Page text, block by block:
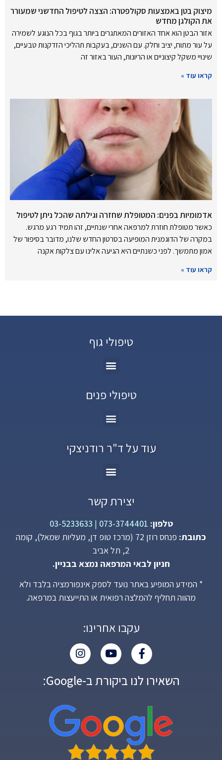
מיצוק בטן באמצעות סקולפטרה: הצצה לטיפול החדשני שמעורר
את הקולגן מחדש
אזור הבטן הוא אחד האזורים המאתגרים ביותר בגוף בכל הנוגע לשמירה
על עור מתוח, יציב וחלק. עם השנים, בעקבות תהליכי הזדקנות טבעיים,
שינויי משקל קיצוניים או הריונות, העור באזור זה
קראו עוד »
אדמומיות בפנים: המטופלת שחזרה וגילתה שהכל ניתן לטיפול
כאשר מטופלת חוזרת למרפאה אחרי שנתיים, זהו תמיד רגע מרגש.
במקרה של הדוגמנית המופיעה בסרטון החדש שלנו, מדובר בסיפור של
אמון מתמשך. לפני כשנתיים היא הגיעה אלינו עם צלקות אקנה
קראו עוד »
טיפולי גוף
טיפולי פנים
עוד על ד"ר רודניצקי
יצירת קשר
טלפון: 073-3744401
|
03-5233633
כתובת:
פנחס רוזן 72 (מרכז טופ דן, מעליות שמאל), קומה
2, תל אביב
חניון לבאי המרפאה נמצא בבניין.
* המידע המופיע באתר נועד לספק אינפורמציה בלבד ולא
מהווה תחליף להמלצה רפואית או התייעצות במרפאה.
עקבו אחרינו:
השאירו לנו ביקורת ב-Google: